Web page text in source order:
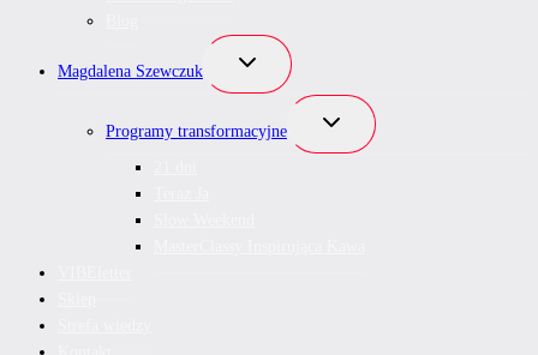
Magdalena Szewczuk
Przełącz
menu
podrzędne
Programy transformacyjne
Przełącz
menu
podrzędne